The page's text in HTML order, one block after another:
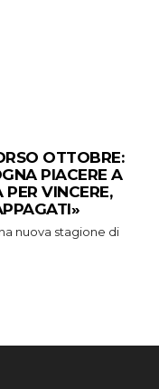
OTTOBRE:
PIACERE A
VINCERE,
nuova stagione di